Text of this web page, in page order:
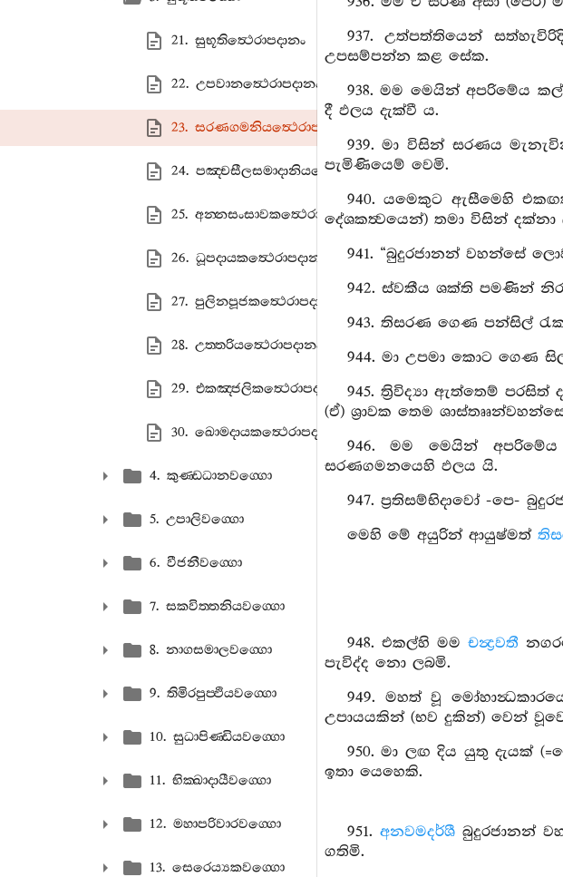
21. සුභූතිත්‍ථෙරාපදානං
22. උපවානත්‍ථෙරාපදානං
23. සරණගමනියත්‍ථෙරාපදානං
24. පඤ‍්චසීලසමාදානියත්‍ථෙරාපදානං
25. අන‍්නසංසාවකත්‍ථෙරාපදානං
26. ධූපදායකත්‍ථෙරාපදානං
27. පුලිනපූජකත්‍ථෙරාපදානං
28. උත‍්තරියත්‍ථෙරාපදානං
29. එකඤ‍්ජලිකත්‍ථෙරාපදානං
30. ඛොමදායකත්‍ථෙරාපදානං
4. කුණ‍්ඩධානවග‍්ගො
5. උපාලිවග‍්ගො
6. වීජනීවග‍්ගො
7. සකවිත‍්තනියවග‍්ගො
8. නාගසමාලවග‍්ගො
9. තිමිරපුප‍්ඵියවග‍්ගො
10. සුධාපිණ‍්ඩියවග‍්ගො
11. භික‍්ඛාදායීවග‍්ගො
12. මහාපරිවාරවග‍්ගො
13. සෙරෙය්‍යකවග‍්ගො
937. උත්පත්තියෙන්
උපසම්පන්න කළ සේක.
938. මම මෙයින් අපරිමේය
දී ඵලය දැක්වී ය.
939. මා විසින් සරණය
පැමිණියෙම් වෙමි.
940. යමෙකුට ඇසීමෙහි
දේශකත්‍වයෙන්) තමා විසින්
941. “බුදුරජානන් වහන්සේ
942. ස්වකීය ශක්ති පමණින්
943. තිසරණ ගෙණ පන්සිල්
944. මා උපමා කොට ගෙණ
945. ත්‍රිවිද්‍යා ඇත්තෙම්
(ඒ) ශ්‍රාවක තෙම
946. මම මෙයින්
සරණගමනයෙහි ඵලය යි.
947. ප්‍රතිසම්භිදාවෝ -පෙ-
මෙහි මේ අයුරින් ආයුෂ්මත්
948. එකල්හි මමචන්‍ද්‍රවතී
පැවිද්ද නො ලබමි.
949. මහත් වූ
උපායයකින් (භව දුකින්) වෙන්
950. මා ලඟ දිය යුතු දැයක්
ඉතා යෙහෙකි.
951. අනවමදර්ශීබුදුරජානන්
ගතිමි.